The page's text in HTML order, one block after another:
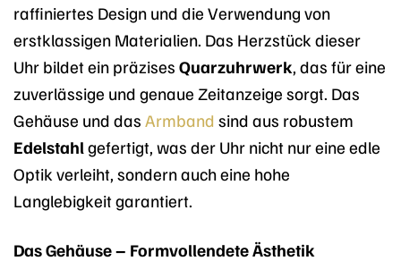
raffiniertes Design und die Verwendung von
erstklassigen Materialien. Das Herzstück dieser
Uhr bildet ein präzises Quarzuhrwerk, das für eine
zuverlässige und genaue Zeitanzeige sorgt. Das
Gehäuse und das Armband sind aus robustem
Edelstahl gefertigt, was der Uhr nicht nur eine edle
Optik verleiht, sondern auch eine hohe
Langlebigkeit garantiert.
Das Gehäuse – Formvollendete Ästhetik